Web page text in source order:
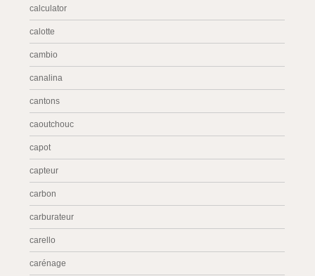
calculator
calotte
cambio
canalina
cantons
caoutchouc
capot
capteur
carbon
carburateur
carello
carénage